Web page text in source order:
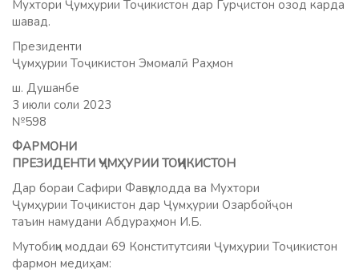
Мухтори Ҷумҳурии Тоҷикистон дар Гурҷистон озод карда
шавад.
Президенти
Ҷумҳурии Тоҷикистон Эмомалӣ Раҳмон
ш. Душанбе
3 июли соли 2023
№598
ФАРМОНИ
ПРЕЗИДЕНТИ ҶУМҲУРИИ ТОҶИКИСТОН
Дар бораи Сафири Фавқулодда ва Мухтори
Ҷумҳурии Тоҷикистон дар Ҷумҳурии Озарбойҷон
таъин намудани Абдураҳмон И.Б.
Мутобиқи моддаи 69 Конститутсияи Ҷумҳурии Тоҷикистон
фармон медиҳам: